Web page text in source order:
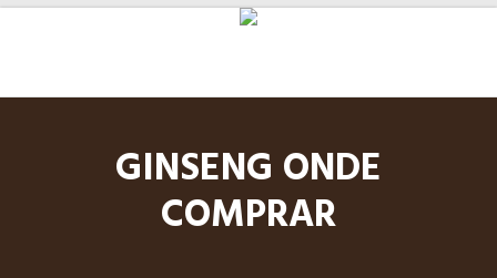
GINSENG ONDE
COMPRAR